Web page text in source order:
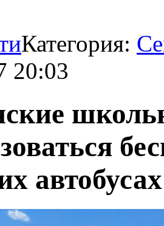
Категория:
20:03
автобусах